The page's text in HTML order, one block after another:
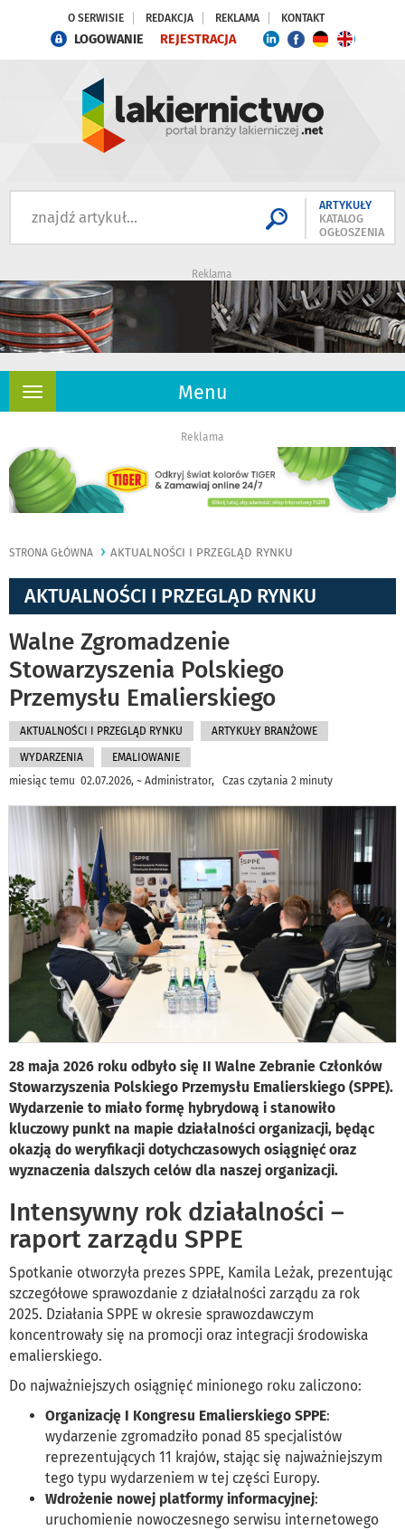
O SERWISIE REDAKCJA REKLAMA KONTAKT
LOGOWANIE REJESTRACJA
ARTYKUŁY
KATALOG
OGŁOSZENIA
Reklama
Menu
Rozwiń
Reklama
STRONA GŁÓWNA AKTUALNOŚCI I PRZEGLĄD RYNKU
AKTUALNOŚCI I PRZEGLĄD RYNKU
Walne Zgromadzenie
Stowarzyszenia Polskiego
Przemysłu Emalierskiego
AKTUALNOŚCI I PRZEGLĄD RYNKU ARTYKUŁY BRANŻOWE
WYDARZENIA
EMALIOWANIE
miesiąc temu 02.07.2026, ~ Administrator, Czas czytania 2 minuty
28 maja 2026 roku odbyło się II Walne Zebranie Członków
Stowarzyszenia Polskiego Przemysłu Emalierskiego (SPPE).
Wydarzenie to miało formę hybrydową i stanowiło
kluczowy punkt na mapie działalności organizacji, będąc
okazją do weryfikacji dotychczasowych osiągnięć oraz
wyznaczenia dalszych celów dla naszej organizacji.
Intensywny rok działalności –
raport zarządu SPPE
Spotkanie otworzyła prezes SPPE, Kamila Leżak, prezentując
szczegółowe sprawozdanie z działalności zarządu za rok
2025. Działania SPPE w okresie sprawozdawczym
koncentrowały się na promocji oraz integracji środowiska
emalierskiego.
Do najważniejszych osiągnięć minionego roku zaliczono:
Organizację I Kongresu Emalierskiego SPPE:
wydarzenie zgromadziło ponad 85 specjalistów
reprezentujących 11 krajów, stając się najważniejszym
tego typu wydarzeniem w tej części Europy.
Wdrożenie nowej platformy informacyjnej:
uruchomienie nowoczesnego serwisu internetowego